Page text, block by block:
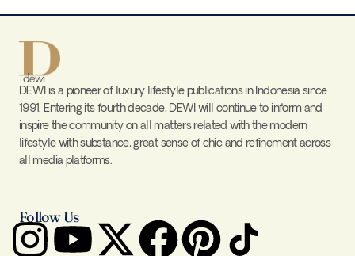
DEWI is a pioneer of luxury lifestyle publications in Indonesia since
1991. Entering its fourth decade, DEWI will continue to inform and
inspire the community on all matters related with the modern
lifestyle with substance, great sense of chic and refinement across
all media platforms.
Follow Us